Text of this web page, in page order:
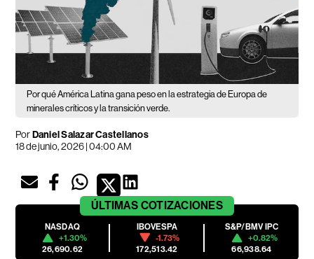
Por qué América Latina gana peso en la estrategia de Europa de
minerales críticos y la transición verde.
PorDaniel Salazar Castellanos
18 de junio, 2026 | 04:00 AM
ÚLTIMAS COTIZACIONES
NASDAQ
+1.30%
26,690.62
IBOVESPA
-1.73%
172,513.42
S&P/BMV IPC
+0.82%
66,938.64